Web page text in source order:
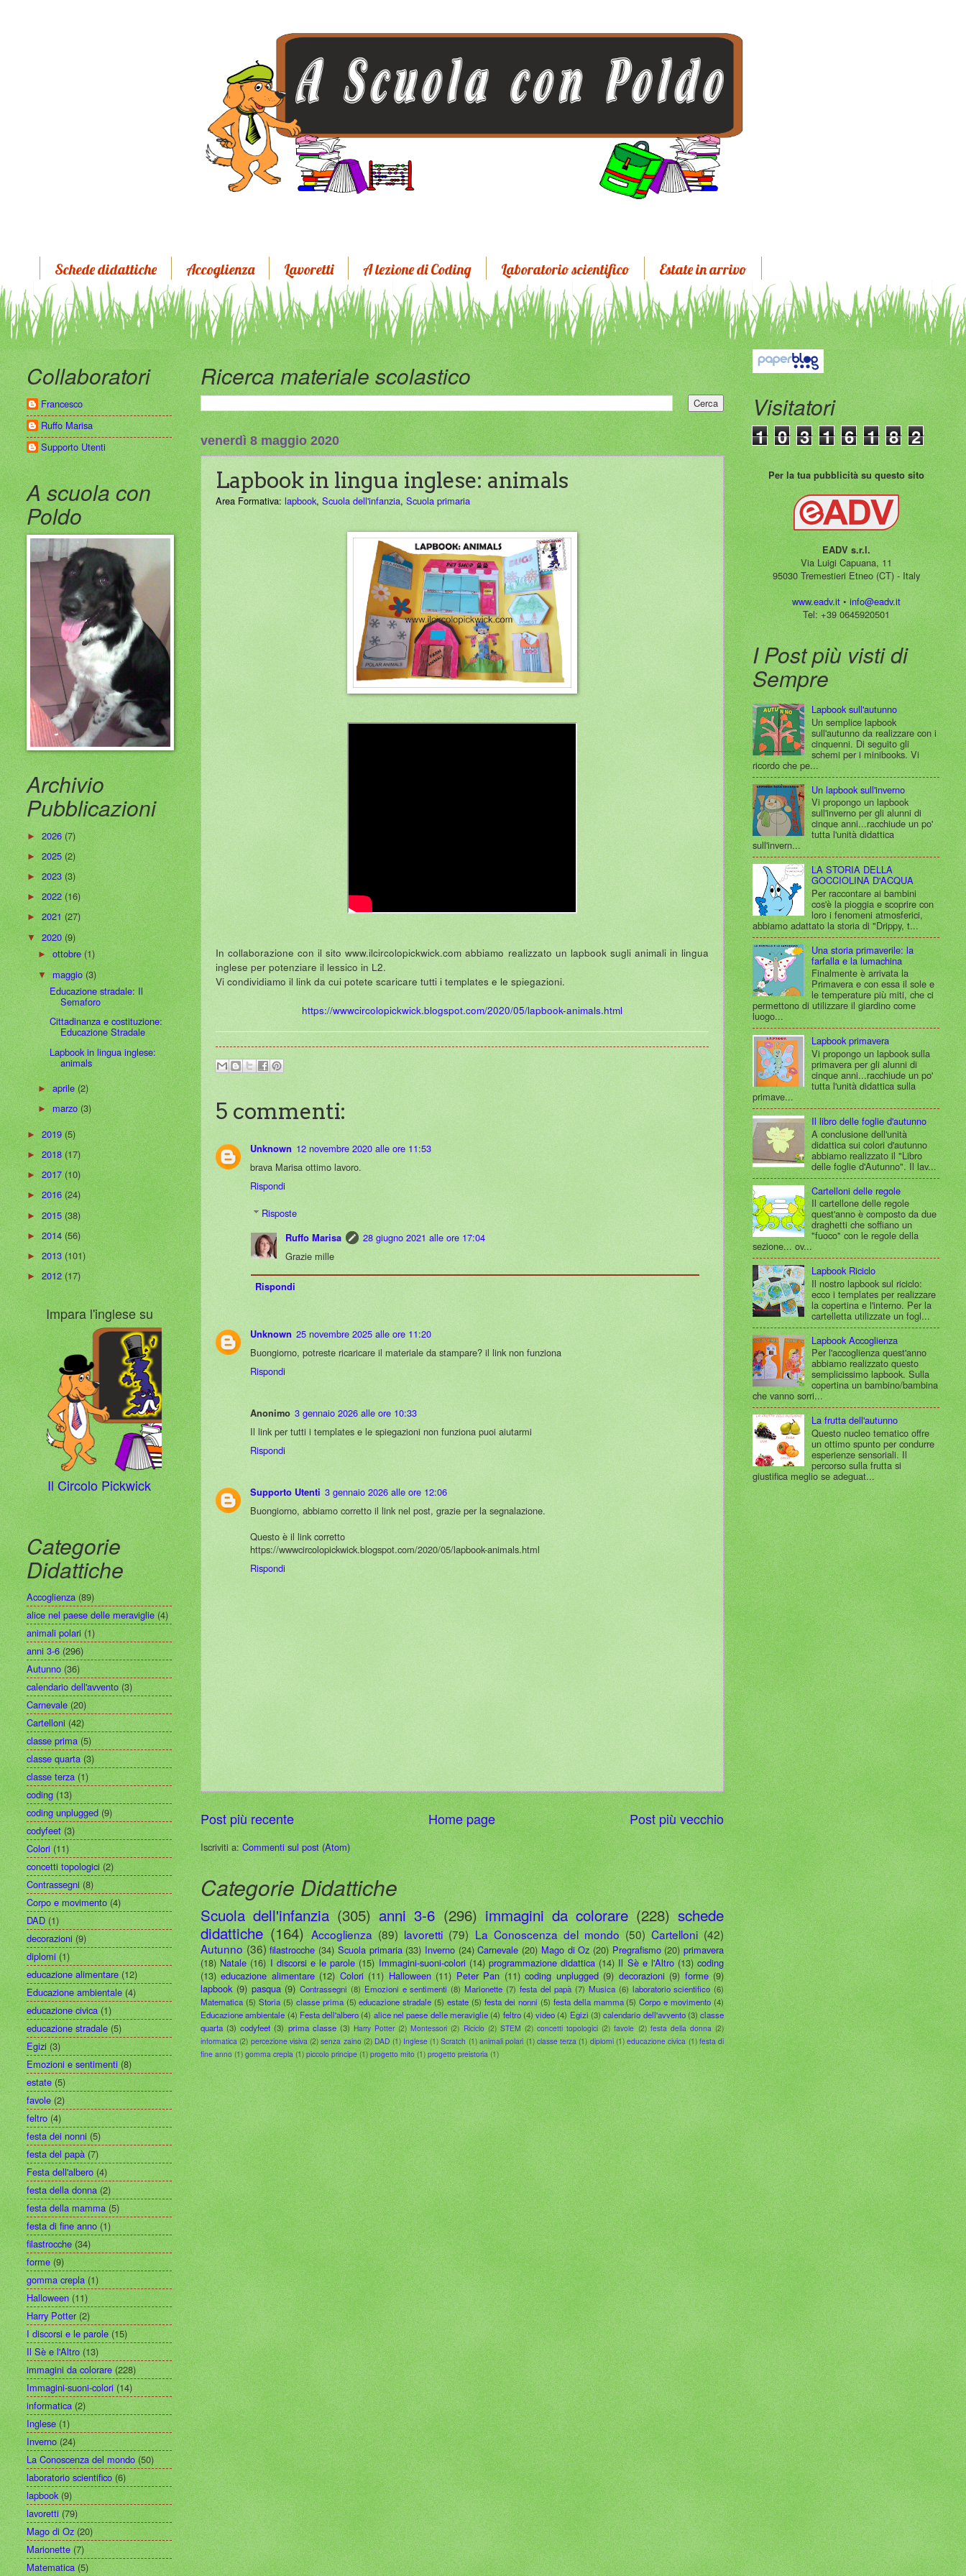
Schede didattiche Accoglienza Lavoretti A lezione di Coding Laboratorio scientifico Estate in arrivo
Ricerca materiale scolastico
venerdì 8 maggio 2020
Lapbook in lingua inglese: animals
Area Formativa: lapbook, Scuola dell'infanzia, Scuola primaria
In collaborazione con il sito www.ilcircolopickwick.com abbiamo realizzato un lapbook sugli animali in lingua
inglese per potenziare il lessico in L2.
Vi condividiamo il link da cui potete scaricare tutti i templates e le spiegazioni.
https://wwwcircolopickwick.blogspot.com/2020/05/lapbook-animals.html
5 commenti:
Unknown 12 novembre 2020 alle ore 11:53
brava Marisa ottimo lavoro.
Rispondi
Risposte
Ruffo Marisa
28 giugno 2021 alle ore 17:04
Grazie mille
Rispondi
Unknown 25 novembre 2025 alle ore 11:20
Buongiorno, potreste ricaricare il materiale da stampare? il link non funziona
Rispondi
Anonimo 3 gennaio 2026 alle ore 10:33
Il link per tutti i templates e le spiegazioni non funziona puoi aiutarmi
Rispondi
Supporto Utenti 3 gennaio 2026 alle ore 12:06
Buongiorno, abbiamo corretto il link nel post, grazie per la segnalazione.
Questo è il link corretto
https://wwwcircolopickwick.blogspot.com/2020/05/lapbook-animals.html
Rispondi
Post più recente Post più vecchio
Home page
Iscriviti a:Commenti sul post (Atom)
Categorie Didattiche
Scuola dell'infanzia (305) anni 3-6 (296) immagini da colorare (228) schede
didattiche (164) Accoglienza (89) lavoretti (79) La Conoscenza del mondo (50) Cartelloni (42)
Autunno (36) filastrocche (34) Scuola primaria (33) Inverno (24) Carnevale (20) Mago di Oz (20) Pregrafismo (20) primavera
(18) Natale (16) I discorsi e le parole (15) Immagini-suoni-colori (14) programmazione didattica (14) Il Sè e l'Altro (13) coding
(13) educazione alimentare (12) Colori (11) Halloween (11) Peter Pan (11) coding unplugged (9) decorazioni (9) forme (9)
lapbook (9) pasqua (9) Contrassegni (8) Emozioni e sentimenti (8) Marionette (7) festa del papà (7) Musica (6) laboratorio scientifico (6)
Matematica (5) Storia (5) classe prima (5) educazione stradale (5) estate (5) festa dei nonni (5) festa della mamma (5) Corpo e movimento (4)
Educazione ambientale (4) Festa dell'albero (4) alice nel paese delle meraviglie (4) feltro (4) video (4) Egizi (3) calendario dell'avvento (3) classe
quarta (3) codyfeet (3) prima classe (3) Harry Potter (2) Montessori (2) Riciclo (2) STEM (2) concetti topologici (2) favole (2) festa della donna (2)
informatica (2) percezione visiva (2) senza zaino (2) DAD (1) Inglese (1) Scratch (1) animali polari (1) classe terza (1) diplomi (1) educazione civica (1) festa di
fine anno (1) gomma crepla (1) piccolo principe (1) progetto mito (1) progetto preistoria (1)
Collaboratori
Francesco
Ruffo Marisa
Supporto Utenti
A scuola con
Poldo
Archivio
Pubblicazioni
►2026(7)
►2025(2)
►2023(3)
►2022(16)
►2021(27)
▼2020(9)
►ottobre(1)
▼maggio(3)
Educazione stradale: Il
Semaforo
Cittadinanza e costituzione:
Educazione Stradale
Lapbook in lingua inglese:
animals
►aprile(2)
►marzo(3)
►2019(5)
►2018(17)
►2017(10)
►2016(24)
► 2015(38)
►2014(56)
► 2013(101)
►2012(17)
Impara l'inglese su
Il Circolo Pickwick
Categorie
Didattiche
Accoglienza (89)
alice nel paese delle meraviglie (4)
animali polari (1)
anni 3-6 (296)
Autunno (36)
calendario dell'avvento (3)
Carnevale (20)
Cartelloni (42)
classe prima (5)
classe quarta (3)
classe terza (1)
coding (13)
coding unplugged (9)
codyfeet (3)
Colori (11)
concetti topologici (2)
Contrassegni (8)
Corpo e movimento (4)
DAD (1)
decorazioni (9)
diplomi (1)
educazione alimentare (12)
Educazione ambientale (4)
educazione civica (1)
educazione stradale (5)
Egizi (3)
Emozioni e sentimenti (8)
estate (5)
favole (2)
feltro (4)
festa dei nonni (5)
festa del papà (7)
Festa dell'albero (4)
festa della donna (2)
festa della mamma (5)
festa di fine anno (1)
filastrocche (34)
forme (9)
gomma crepla (1)
Halloween (11)
Harry Potter (2)
I discorsi e le parole (15)
Il Sè e l'Altro (13)
immagini da colorare (228)
Immagini-suoni-colori (14)
informatica (2)
Inglese (1)
Inverno (24)
La Conoscenza del mondo (50)
laboratorio scientifico (6)
lapbook (9)
lavoretti (79)
Mago di Oz (20)
Marionette (7)
Matematica (5)
Visitatori
1 0 3 1 6 1 8 2
Per la tua pubblicità su questo sito
EADV s.r.l.
Via Luigi Capuana, 11
95030 Tremestieri Etneo (CT) - Italy
www.eadv.it•info@eadv.it
Tel: +39 0645920501
I Post più visti di
Sempre
Lapbook sull'autunno
Un semplice lapbook
sull'autunno da realizzare con i
cinquenni. Di seguito gli
schemi per i minibooks. Vi
ricordo che pe...
Un lapbook sull'inverno
Vi propongo un lapbook
sull'inverno per gli alunni di
cinque anni...racchiude un po'
tutta l'unità didattica
sull'invern...
LA STORIA DELLA
GOCCIOLINA D'ACQUA
Per raccontare ai bambini
cos'è la pioggia e scoprire con
loro i fenomeni atmosferici,
abbiamo adattato la storia di "Drippy, t...
Una storia primaverile: la
farfalla e la lumachina
Finalmente è arrivata la
Primavera e con essa il sole e
le temperature più miti, che ci
permettono di utilizzare il giardino come
luogo...
Lapbook primavera
Vi propongo un lapbook sulla
primavera per gli alunni di
cinque anni...racchiude un po'
tutta l'unità didattica sulla
primave...
Il libro delle foglie d'autunno
A conclusione dell'unità
didattica sui colori d'autunno
abbiamo realizzato il "Libro
delle foglie d'Autunno". Il lav...
Cartelloni delle regole
Il cartellone delle regole
quest'anno è composto da due
draghetti che soffiano un
"fuoco" con le regole della
sezione... ov...
Lapbook Riciclo
Il nostro lapbook sul riciclo:
ecco i templates per realizzare
la copertina e l'interno. Per la
cartelletta utilizzate un fogl...
Lapbook Accoglienza
Per l'accoglienza quest'anno
abbiamo realizzato questo
semplicissimo lapbook. Sulla
copertina un bambino/bambina
che vanno sorri...
La frutta dell'autunno
Questo nucleo tematico offre
un ottimo spunto per condurre
esperienze sensoriali. Il
percorso sulla frutta si
giustifica meglio se adeguat...